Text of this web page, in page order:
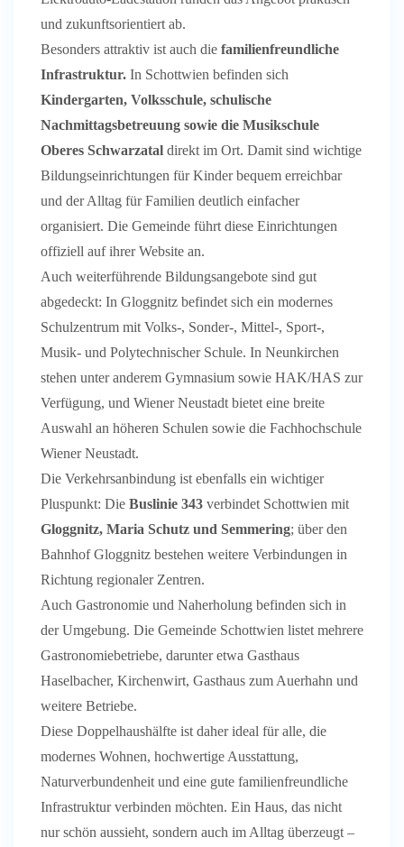
und zukunftsorientiert ab.
Besonders attraktiv ist auch die familienfreundliche
Infrastruktur. In Schottwien befinden sich
Kindergarten, Volksschule, schulische
Nachmittagsbetreuung sowie die Musikschule
Oberes Schwarzatal direkt im Ort. Damit sind wichtige
Bildungseinrichtungen für Kinder bequem erreichbar
und der Alltag für Familien deutlich einfacher
organisiert. Die Gemeinde führt diese Einrichtungen
offiziell auf ihrer Website an.
Auch weiterführende Bildungsangebote sind gut
abgedeckt: In Gloggnitz befindet sich ein modernes
Schulzentrum mit Volks-, Sonder-, Mittel-, Sport-,
Musik- und Polytechnischer Schule. In Neunkirchen
stehen unter anderem Gymnasium sowie HAK/HAS zur
Verfügung, und Wiener Neustadt bietet eine breite
Auswahl an höheren Schulen sowie die Fachhochschule
Wiener Neustadt.
Die Verkehrsanbindung ist ebenfalls ein wichtiger
Pluspunkt: Die Buslinie 343 verbindet Schottwien mit
Gloggnitz, Maria Schutz und Semmering; über den
Bahnhof Gloggnitz bestehen weitere Verbindungen in
Richtung regionaler Zentren.
Auch Gastronomie und Naherholung befinden sich in
der Umgebung. Die Gemeinde Schottwien listet mehrere
Gastronomiebetriebe, darunter etwa Gasthaus
Haselbacher, Kirchenwirt, Gasthaus zum Auerhahn und
weitere Betriebe.
Diese Doppelhaushälfte ist daher ideal für alle, die
modernes Wohnen, hochwertige Ausstattung,
Naturverbundenheit und eine gute familienfreundliche
Infrastruktur verbinden möchten. Ein Haus, das nicht
nur schön aussieht, sondern auch im Alltag überzeugt –